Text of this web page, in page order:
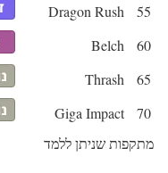
55
Dragon Rush
60
Belch
65
Thrash
70
Giga Impact
מתקפות שניתן ללמד